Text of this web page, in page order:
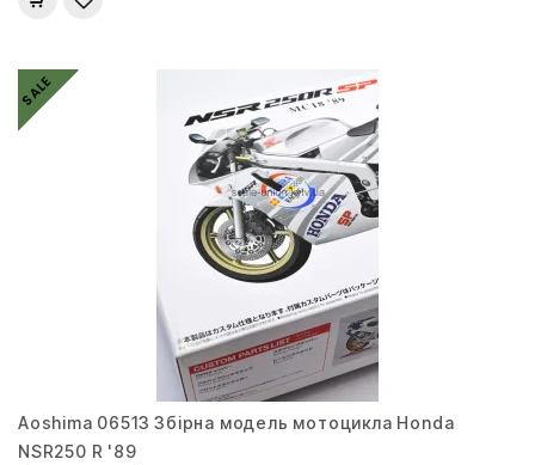
SALE
Aoshima 06513 Збірна модель мотоцикла Honda
NSR250 R '89